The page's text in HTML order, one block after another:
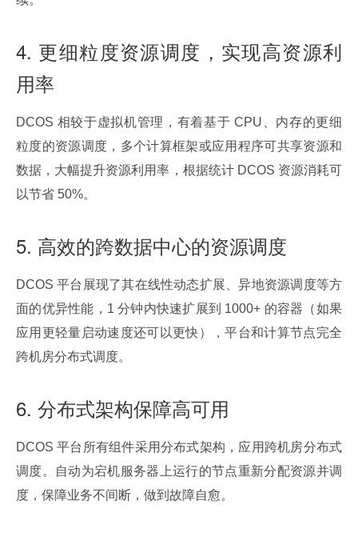
4. 更细粒度资源调度，实现高资源利
用率
DCOS 相较于虚拟机管理，有着基于 CPU、内存的更细
粒度的资源调度，多个计算框架或应用程序可共享资源和
数据，大幅提升资源利用率，根据统计 DCOS 资源消耗可
以节省 50%。
5. 高效的跨数据中心的资源调度
DCOS 平台展现了其在线性动态扩展、异地资源调度等方
面的优异性能，1 分钟内快速扩展到 1000+ 的容器（如果
应用更轻量启动速度还可以更快），平台和计算节点完全
跨机房分布式调度。
6. 分布式架构保障高可用
DCOS 平台所有组件采用分布式架构，应用跨机房分布式
调度。自动为宕机服务器上运行的节点重新分配资源并调
度，保障业务不间断，做到故障自愈。